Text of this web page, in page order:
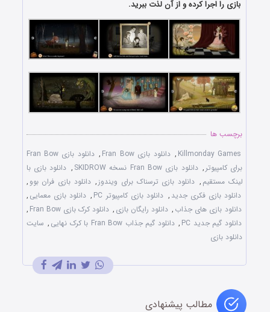
بازی را اجرا کرده و از آن لذت ببرید.
برچسب ها
Killmonday Games
, دانلود بازی Fran Bow ,
دانلود بازی Fran Bow
برای کامپیوتر , دانلود بازی Fran Bow نسخه SKIDROW , دانلود بازی با
لينک مستقيم , دانلود بازی ترسناک برای ویندوز , دانلود بازی فران بوو ,
دانلود بازی فکری جديد , دانلود بازی کامپيوتر PC , دانلود بازی معمايی ,
دانلود بازی های جذاب , دانلود رايگان بازی , دانلود کرک بازی Fran Bow
,
دانلود گيم جديد PC
, دانلود گیم جذاب Fran Bow با کرک نهایی , سایت
دانلود بازی
مطالب پیشنهادی